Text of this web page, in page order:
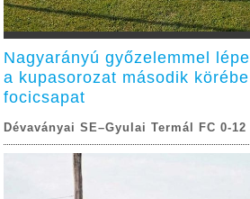
Nagyarányú győzelemmel
a kupasorozat második
focicsapat
Dévaványai SE–Gyulai Termál FC 0-12